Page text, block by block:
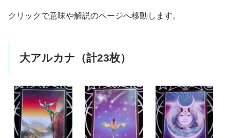
クリックで意味や解説のページへ移動します。
大アルカナ（計23枚）